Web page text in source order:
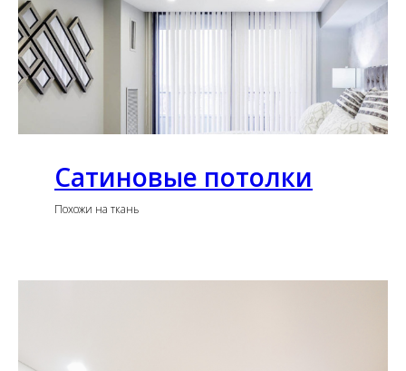
Сатиновые потолки
Похожи на ткань